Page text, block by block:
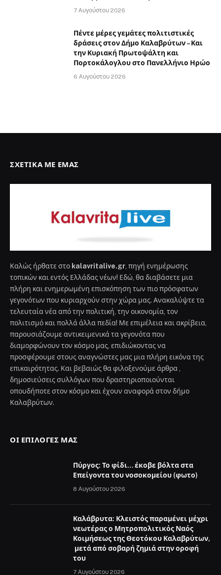
7 Αυγούστου 2026
Πέντε μέρες γεμάτες πολιτιστικές
δράσεις στον Δήμο Καλαβρύτων – Και
την Κυριακή Πρωτοψάλτη και
Πορτοκάλογλου στο Πανελλήνιο Ηρώο
6 Αυγούστου 2026
ΣΧΕΤΙΚΆ ΜΕ ΕΜΆΣ
Καλώς ήρθατε στο kalavritalive.gr, πηγή ενημέρωσης
τοπικών και εντός Ελλάδας νέων! Εδώ, θα διαβάσετε μια
πλήρη και ενημερωμένη επισκόπηση των πιο πρόσφατων
γεγονότων που κυριαρχούν στην χώρα μας. Ανακαλύψτε τα
τελευταία νέα από την πολιτική, την οικονομία, τον
πολιτισμό και πολλά άλλα πεδία! Με επιμέλεια και ακρίβεια,
παρουσιάζουμε αντικειμενικά τα γεγονότα που
διαμορφώνουν τον κόσμο μας, επιδιώκοντας να
προσφέρουμε στους αναγνώστες μας μια πλήρη εικόνα της
επικαιρότητας. Και βεβαιώς θα φιλοξενούμε άρθρα ,
δημοσιεύσεις συλλόγων που δραστηριοποιούνται
οπουδήποτε στον κόσμο και έχουν αναφορά στον δήμο
Καλαβρύτων.
ΟΙ ΕΠΙΛΟΓΈΣ ΜΑΣ
Πύργος: Το φίδι… έκοβε βόλτα στα
Επείγοντα του νοσοκομείου (φωτο)
8 Αυγούστου 2026
Καλάβρυτα: Κλειστός παραμένει μέχρι
νεωτέρας ο Μητροπολιτικός Ναός
Κοιμήσεως της Θεοτόκου Καλαβρύτων,
μετά από σοβαρή ζημιά στην οροφή
του
7 Αυγούστου 2026